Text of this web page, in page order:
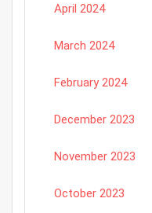
April 2024
March 2024
February 2024
December 2023
November 2023
October 2023